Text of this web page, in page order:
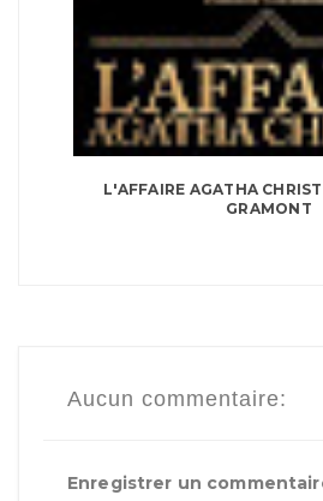
L'AFFAIRE AGATHA
GRAMONT
Aucun commentaire:
Enregistrer un